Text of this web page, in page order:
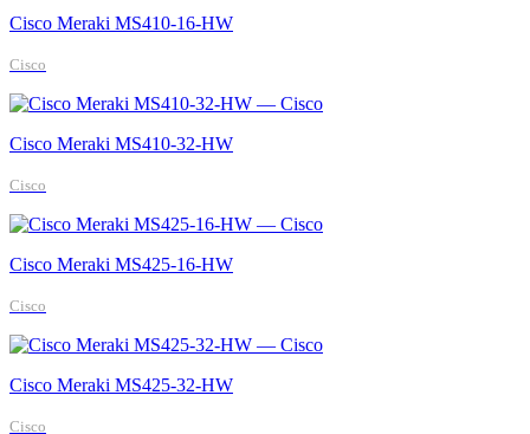
Cisco Meraki MS410-16-HW
Cisco
Cisco Meraki MS410-32-HW
Cisco
Cisco Meraki MS425-16-HW
Cisco
Cisco Meraki MS425-32-HW
Cisco